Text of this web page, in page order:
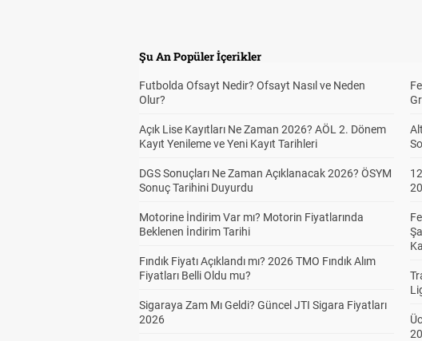
Şu An Popüler İçerikler
Futbolda Ofsayt Nedir? Ofsayt Nasıl ve Neden
Olur?
Açık Lise Kayıtları Ne Zaman 2026? AÖL 2. Dönem
Kayıt Yenileme ve Yeni Kayıt Tarihleri
DGS Sonuçları Ne Zaman Açıklanacak 2026? ÖSYM
Sonuç Tarihini Duyurdu
Motorine İndirim Var mı? Motorin Fiyatlarında
Beklenen İndirim Tarihi
Fındık Fiyatı Açıklandı mı? 2026 TMO Fındık Alım
Fiyatları Belli Oldu mu?
Sigaraya Zam Mı Geldi? Güncel JTI Sigara Fiyatları
2026